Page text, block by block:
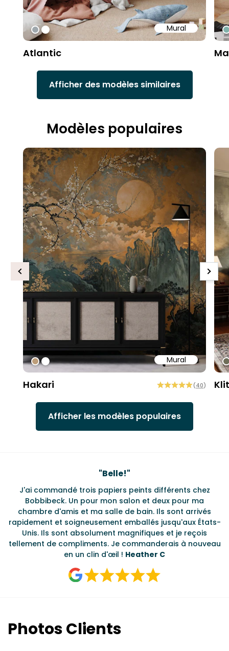
Mural
#9fa8ad
#ffffff
Atlantic
Afficher des modèles similaires
Modèles populaires
Mural
#bd9e7a
#ffffff
Hakari (40)
Previous Next
Afficher les modèles populaires
"Belle!"
J'ai commandé trois papiers peints différents chez
Bobbibeck. Un pour mon salon et deux pour ma
chambre d'amis et ma salle de bain. Ils sont arrivés
rapidement et soigneusement emballés jusqu'aux États-
Unis. Ils sont absolument magnifiques et je reçois
tellement de compliments. Je commanderais à nouveau
en un clin d'œil ! Heather C
Photos Clients